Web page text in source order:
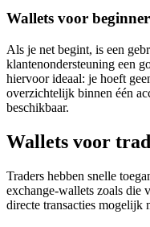
Wallets voor
Als je net begint, is een
klantenondersteuning een
hiervoor ideaal: je hoeft
overzichtelijk binnen één
beschikbaar.
Wallets voor
Traders hebben snelle
exchange-wallets zoals die
directe transacties mogelijk